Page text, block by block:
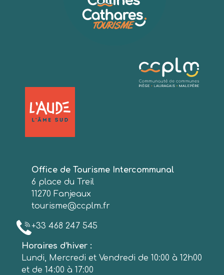
Office de Tourisme Intercommunal
6 place du Treil
11270 Fanjeaux
tourisme@ccplm.fr
+33 468 247 545
Horaires d’hiver :
Lundi, Mercredi et Vendredi de 10:00 à 12h00
et de 14:00 à 17:00